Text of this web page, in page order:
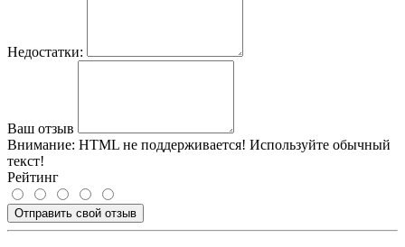
Недостатки:
Ваш отзыв
Внимание: HTML не поддерживается! Используйте обычный
текст!
Рейтинг
Отправить свой отзыв